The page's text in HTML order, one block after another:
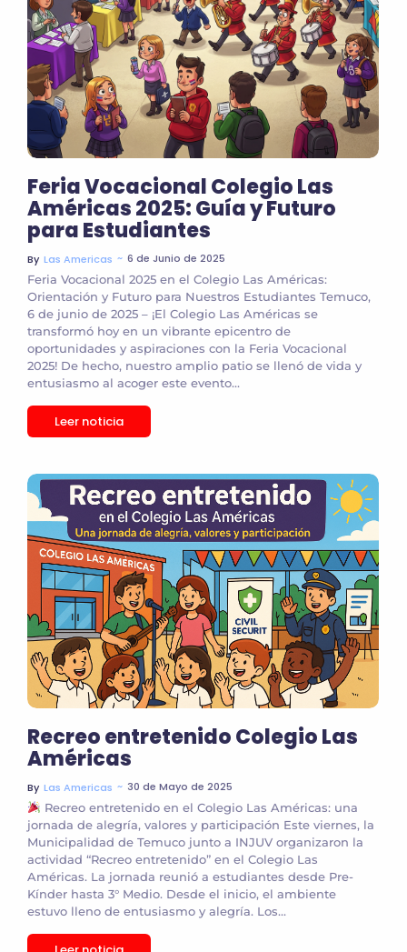
Feria Vocacional Colegio Las
Américas 2025: Guía y Futuro
para Estudiantes
By Las Americas ~ 6 de Junio de 2025
Feria Vocacional 2025 en el Colegio Las Américas:
Orientación y Futuro para Nuestros Estudiantes Temuco,
6 de junio de 2025 – ¡El Colegio Las Américas se
transformó hoy en un vibrante epicentro de
oportunidades y aspiraciones con la Feria Vocacional
2025! De hecho, nuestro amplio patio se llenó de vida y
entusiasmo al acoger este evento...
Leer noticia
Recreo entretenido Colegio Las
Américas
By Las Americas ~ 30 de Mayo de 2025
Recreo entretenido en el Colegio Las Américas: una
jornada de alegría, valores y participación Este viernes, la
Municipalidad de Temuco junto a INJUV organizaron la
actividad “Recreo entretenido” en el Colegio Las
Américas. La jornada reunió a estudiantes desde Pre-
Kínder hasta 3° Medio. Desde el inicio, el ambiente
estuvo lleno de entusiasmo y alegría. Los...